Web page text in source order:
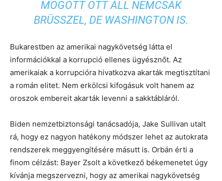
MÖGÖTT OTT ÁLL NEMCSAK
BRÜSSZEL, DE WASHINGTON IS.
Bukarestben az amerikai nagykövetség látta el
információkkal a korrupció ellenes ügyésznőt. Az
amerikaiak a korrupcióra hivatkozva akarták megtisztítani
a román elitet. Nem erkölcsi kifogásuk volt hanem az
oroszok embereit akarták levenni a sakktábláról.
Biden nemzetbiztonsági tanácsadója, Jake Sullivan utalt
rá, hogy ez nagyon hatékony módszer lehet az autokrata
rendszerek meggyengítésére másutt is. Orbán érti a
finom célzást: Bayer Zsolt a következő békemenetet úgy
kívánja megszervezni, hogy az amerikai nagykövetség